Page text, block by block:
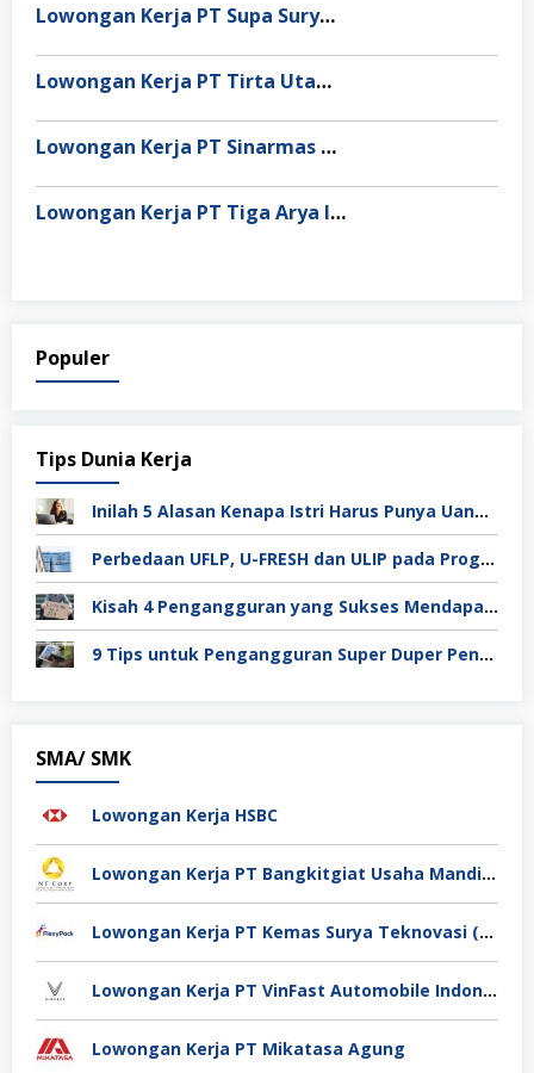
Lowongan Kerja PT Supa Surya Niaga
Lowongan Kerja PT Tirta Utama Abadi
Lowongan Kerja PT Sinarmas Distribusi Nusantara
Lowongan Kerja PT Tiga Arya Inggil
Populer
Tips Dunia Kerja
Inilah 5 Alasan Kenapa Istri Harus Punya Uang Sendiri Setelah Menikah
Perbedaan UFLP, U-FRESH dan ULIP pada Program Unilever
Kisah 4 Pengangguran yang Sukses Mendapat Kerja
9 Tips untuk Pengangguran Super Duper Penting
SMA/ SMK
Lowongan Kerja HSBC
Lowongan Kerja PT Bangkitgiat Usaha Mandiri (NT Corp)
Lowongan Kerja PT Kemas Surya Teknovasi (FlexyPack)
Lowongan Kerja PT VinFast Automobile Indonesia
Lowongan Kerja PT Mikatasa Agung